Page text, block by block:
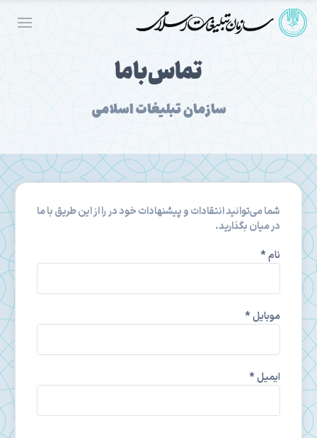
تماس‌باما
سازمان تبلیغات اسلامی
شما می‌توانید انتقادات و پیشنهادات خود در را از این طریق با ما
در میان بگذارید.
نام *
موبایل *
ایمیل *